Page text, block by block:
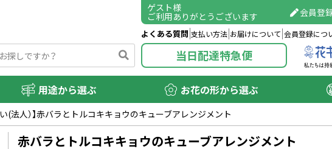
ゲスト様
ご利用ありがとうございます 会員登
よくある質問 支払い方法 お届けについて 会員登録につ
当日配達特急便
用途から選ぶ お花の形から選ぶ
(法人）】赤バラとトルコキキョウのキューブアレンジメント
赤バラとトルコキキョウのキューブアレンジメント